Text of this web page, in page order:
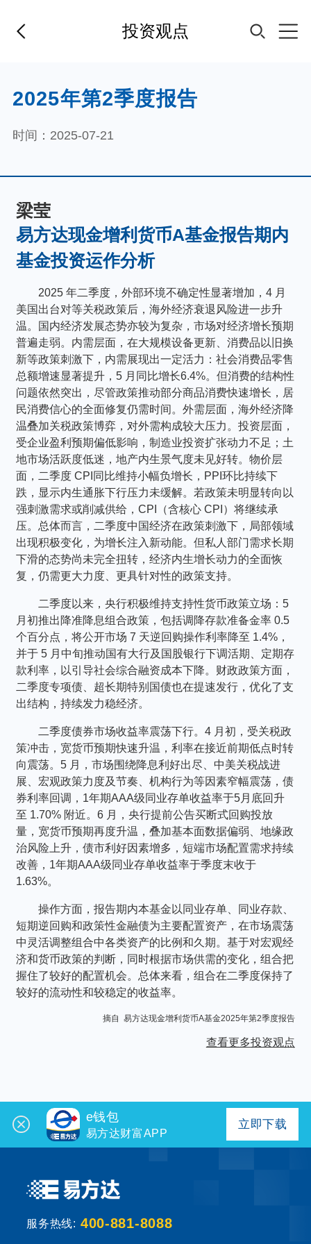
投资观点
基金经理
基金产品
指数专区
FOF
个人养老金
投资顾问
关于我们
我的账户
客服中心
English
2025年第2季度报告
时间：2025-07-21
梁莹
易方达现金增利货币A基金报告期内
基金投资运作分析
2025 年二季度，外部环境不确定性显著增加，4 月
美国出台对等关税政策后，海外经济衰退风险进一步升
温。国内经济发展态势亦较为复杂，市场对经济增长预期
普遍走弱。内需层面，在大规模设备更新、消费品以旧换
新等政策刺激下，内需展现出一定活力：社会消费品零售
总额增速显著提升，5 月同比增长6.4%。但消费的结构性
问题依然突出，尽管政策推动部分商品消费快速增长，居
民消费信心的全面修复仍需时间。外需层面，海外经济降
温叠加关税政策博弈，对外需构成较大压力。投资层面，
受企业盈利预期偏低影响，制造业投资扩张动力不足；土
地市场活跃度低迷，地产内生景气度未见好转。物价层
面，二季度 CPI同比维持小幅负增长，PPI环比持续下
跌，显示内生通胀下行压力未缓解。若政策未明显转向以
强刺激需求或削减供给，CPI（含核心 CPI）将继续承
压。总体而言，二季度中国经济在政策刺激下，局部领域
出现积极变化，为增长注入新动能。但私人部门需求长期
下滑的态势尚未完全扭转，经济内生增长动力的全面恢
复，仍需更大力度、更具针对性的政策支持。
二季度以来，央行积极维持支持性货币政策立场：5
月初推出降准降息组合政策，包括调降存款准备金率 0.5
个百分点，将公开市场 7 天逆回购操作利率降至 1.4%，
并于 5 月中旬推动国有大行及国股银行下调活期、定期存
款利率，以引导社会综合融资成本下降。财政政策方面，
二季度专项债、超长期特别国债也在提速发行，优化了支
出结构，持续发力稳经济。
二季度债券市场收益率震荡下行。4 月初，受关税政
策冲击，宽货币预期快速升温，利率在接近前期低点时转
向震荡。5 月，市场围绕降息利好出尽、中美关税战进
展、宏观政策力度及节奏、机构行为等因素窄幅震荡，债
券利率回调，1年期AAA级同业存单收益率于5月底回升
至 1.70% 附近。6 月，央行提前公告买断式回购投放
量，宽货币预期再度升温，叠加基本面数据偏弱、地缘政
治风险上升，债市利好因素增多，短端市场配置需求持续
改善，1年期AAA级同业存单收益率于季度末收于
1.63%。
操作方面，报告期内本基金以同业存单、同业存款、
短期逆回购和政策性金融债为主要配置资产，在市场震荡
中灵活调整组合中各类资产的比例和久期。基于对宏观经
济和货币政策的判断，同时根据市场供需的变化，组合把
握住了较好的配置机会。总体来看，组合在二季度保持了
较好的流动性和较稳定的收益率。
摘自 易方达现金增利货币A基金2025年第2季度报告
查看更多投资观点
e钱包
易方达财富APP
立即下载
服务热线: 400-881-8088